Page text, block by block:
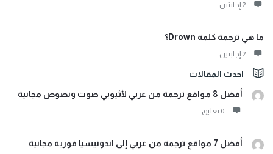
‫2 إجابتين
ما هي ترجمة كلمة Drown؟
‫2 إجابتين
احدث المقالات
أفضل 8 مواقع ترجمة من عربي لأثيوبي صوت ونصوص مجانية
‫0 تعليق
أفضل 7 مواقع ترجمة من عربي إلى اندونيسيا فورية مجانية